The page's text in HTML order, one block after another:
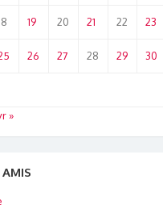
19 20 21 22 23
26 27 28 29 30
»